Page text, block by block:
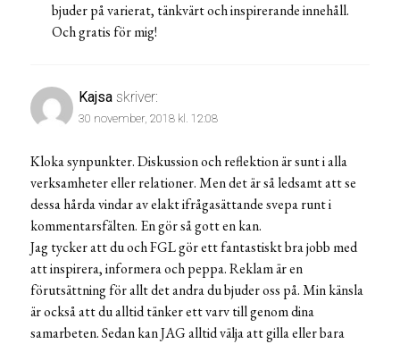
bjuder på varierat, tänkvärt och inspirerande innehåll.
Och gratis för mig!
Kajsa skriver:
30 november, 2018 kl. 12:08
Kloka synpunkter. Diskussion och reflektion är sunt i alla
verksamheter eller relationer. Men det är så ledsamt att se
dessa hårda vindar av elakt ifrågasättande svepa runt i
kommentarsfälten. En gör så gott en kan.
Jag tycker att du och FGL gör ett fantastiskt bra jobb med
att inspirera, informera och peppa. Reklam är en
förutsättning för allt det andra du bjuder oss på. Min känsla
är också att du alltid tänker ett varv till genom dina
samarbeten. Sedan kan JAG alltid välja att gilla eller bara